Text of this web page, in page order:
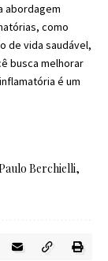
abordagem
como
de vida saudável,
busca melhorar
é um
Berchielli